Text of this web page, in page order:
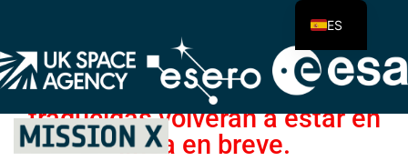
Aviso (31/03/2022): la
funcionalidad de traducción de
este sitio web está siendo
actualizada. Nuestras páginas
traducidas volverán a estar en
línea en breve.
ES